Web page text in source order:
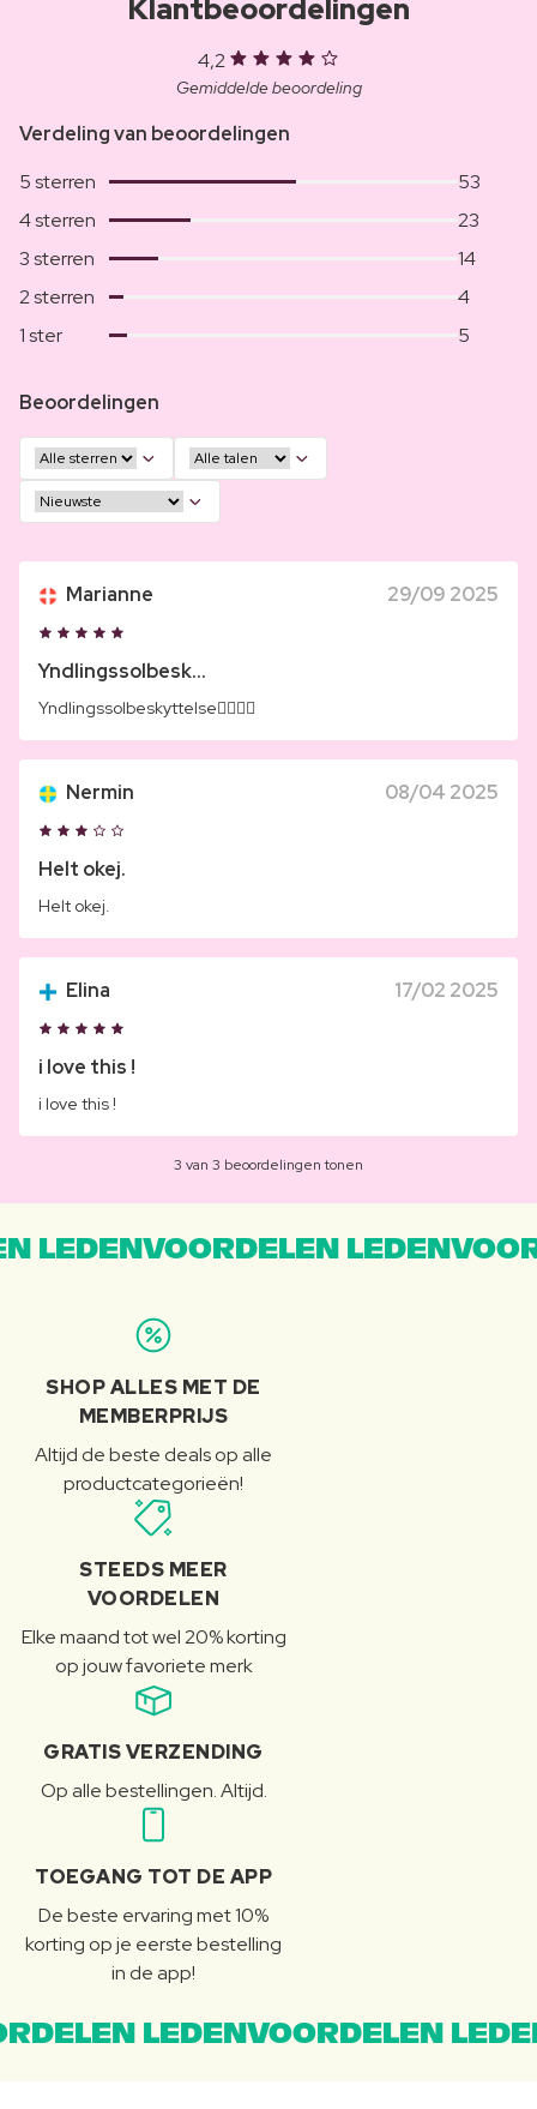
Klantbeoordelingen
4,2
Gemiddelde beoordeling
Verdeling van beoordelingen
5 sterren
53
4 sterren
23
3 sterren
14
2 sterren
4
1 ster
5
Beoordelingen
Marianne 29/09 2025
Yndlingssolbesk...
Yndlingssolbeskyttelse👌🏼👌🏼
Nermin 08/04 2025
Helt okej.
Helt okej.
Elina 17/02 2025
i love this !
i love this !
3 van 3 beoordelingen tonen
LEDENVOORDELEN
SHOP ALLES MET DE
MEMBERPRIJS
Altijd de beste deals op alle
productcategorieën!
STEEDS MEER
VOORDELEN
Elke maand tot wel 20% korting
op jouw favoriete merk
GRATIS VERZENDING
Op alle bestellingen. Altijd.
TOEGANG TOT DE APP
De beste ervaring met 10%
korting op je eerste bestelling
in de app!
LEDENVOORDELEN